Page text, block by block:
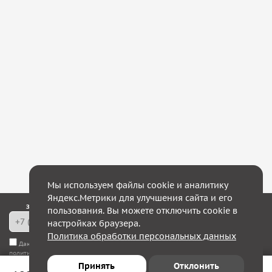
Закажите обратный звонок — в течение 10 минут мы с Вами свяжемся!
Даю согласие на обработку моих персональных данных
политикой конфиденциальности
Мы используем файлы cookie и аналитику
Яндекс.Метрики для улучшения сайта и его
пользования. Вы можете отключить cookie в
настройках браузера.
Политика обработки персональных данных
Принять Отклонить